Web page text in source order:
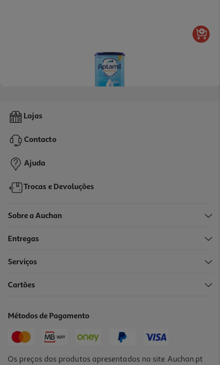
Leite Aptamil 2 800g
14,29 €
Lojas
Contacto
Ajuda
Trocas e Devoluções
Sobre a Auchan
Entregas
Serviços
Cartões
Métodos de Pagamento
Os preços dos produtos apresentados no site Auchan.pt